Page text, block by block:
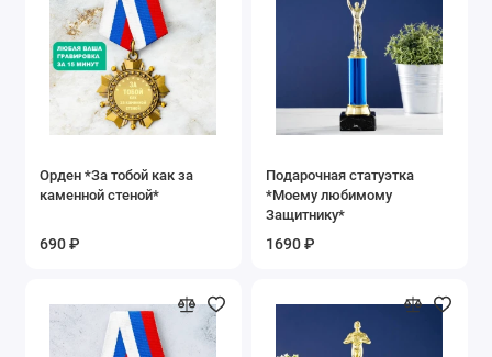
Орден *За тобой как за
каменной стеной*
690 ₽
Подарочная статуэтка
*Моему любимому
Защитнику*
1690 ₽